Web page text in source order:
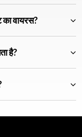
वायरस?
है?